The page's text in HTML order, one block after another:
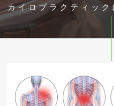
カイロプラクティッ